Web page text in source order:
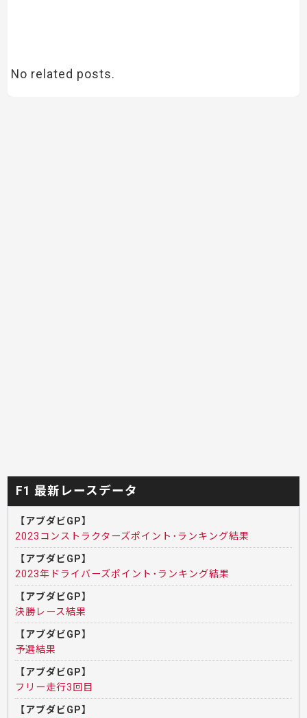
No related posts.
F1 最新レースデータ
【アブダビGP】
2023コンストラクターズポイント･ランキング結果
【アブダビGP】
2023年ドライバーズポイント･ランキング結果
【アブダビGP】
決勝レース結果
【アブダビGP】
予選結果
【アブダビGP】
フリー走行3回目
【アブダビGP】